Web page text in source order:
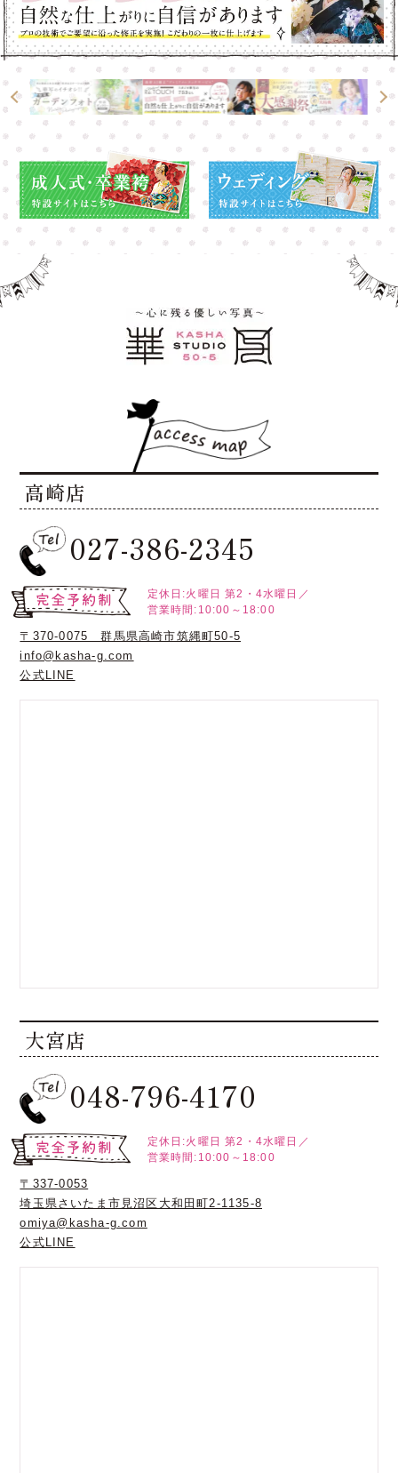
高崎店
027-386-2345
定休日:火曜日 第2・4水曜日／
営業時間:10:00～18:00
〒370-0075 群馬県高崎市筑縄町50-5
info@kasha-g.com
公式LINE
大宮店
048-796-4170
定休日:火曜日 第2・4水曜日／
営業時間:10:00～18:00
〒337-0053
埼玉県さいたま市見沼区大和田町2-1135-8
omiya@kasha-g.com
公式LINE
高崎店
大宮店
高崎店
大宮店